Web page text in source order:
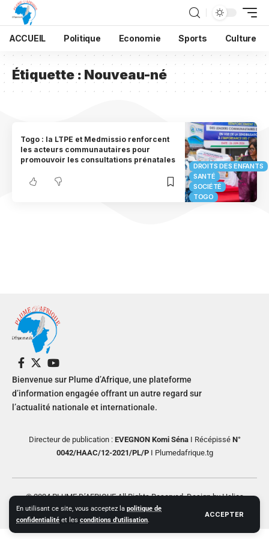
En utilisant ce site, vous acceptez la politique de
confidentialité et les conditions d'utilisation.
ACCEPTER
ACCUEIL Politique Economie Sports Culture
Étiquette : Nouveau-né
DROITS DES ENFANTS
SANTÉ
SOCIÉTÉ
TOGO
Togo : la LTPE et Medmissio renforcent
les acteurs communautaires pour
promouvoir les consultations prénatales
Bienvenue sur Plume d’Afrique, une plateforme
d’information engagée offrant un autre regard sur
l’actualité nationale et internationale.
Directeur de publication : EVEGNON Komi SénaI RécépisséN°
0042/HAAC/12-2021/PL/PI Plumedafrique.tg
© 2024 PLUME D’AFRIQUE All Rights Reserved. Design by Helios
Creative